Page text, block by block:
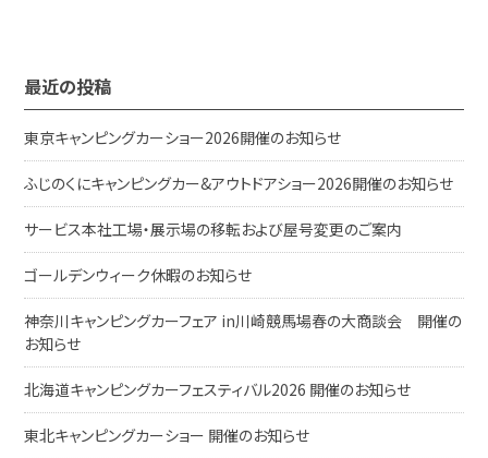
最近の投稿
東京キャンピングカーショー2026開催のお知らせ
ふじのくにキャンピングカー&アウトドアショー2026開催のお知らせ
サービス本社工場・展示場の移転および屋号変更のご案内
ゴールデンウィーク休暇のお知らせ
神奈川キャンピングカーフェア in川崎競馬場春の大商談会 開催の
お知らせ
北海道キャンピングカーフェスティバル2026 開催のお知らせ
東北キャンピングカーショー 開催のお知らせ